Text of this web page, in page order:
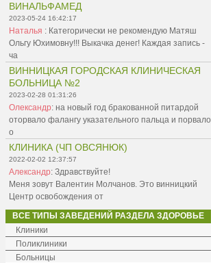
ВИНАЛЬФАМЕД
2023-05-24 16:42:17
Наталья : Категорически не рекомендую Матяш
Ольгу Юхимовну!!! Выкачка денег! Каждая запись -
ча
ВИННИЦКАЯ ГОРОДСКАЯ КЛИНИЧЕСКАЯ
БОЛЬНИЦА №2
2023-02-28 01:31:26
Олександр: на новый год бракованной питардой
оторвало фалангу указательного пальца и порвало
о
КЛИНИКА (ЧП ОВСЯНЮК)
2022-02-02 12:37:57
Александр: Здравствуйте!
Меня зовут Валентин Молчанов. Это винницкий
Центр освобождения от
ВСЕ ТИПЫ ЗАВЕДЕНИЙ РАЗДЕЛА ЗДОРОВЬЕ
Клиники
Поликлиники
Больницы